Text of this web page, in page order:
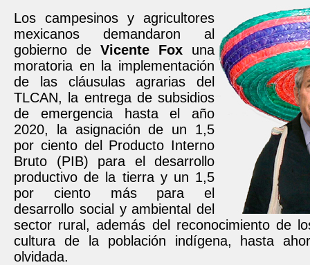
Los campesinos y agricultores
mexicanos demandaron al
gobierno de Vicente Fox una
moratoria en la implementación
de las cláusulas agrarias del
TLCAN, la entrega de subsidios
de emergencia hasta el año
2020, la asignación de un 1,5
por ciento del Producto Interno
Bruto (PIB) para el desarrollo
productivo de la tierra y un 1,5
por ciento más para el
desarrollo social y ambiental del
sector rural, además del reconocimiento de
cultura de la población indígena, hasta
olvidada.